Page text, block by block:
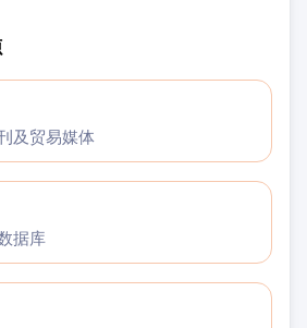
及贸易媒体
据库